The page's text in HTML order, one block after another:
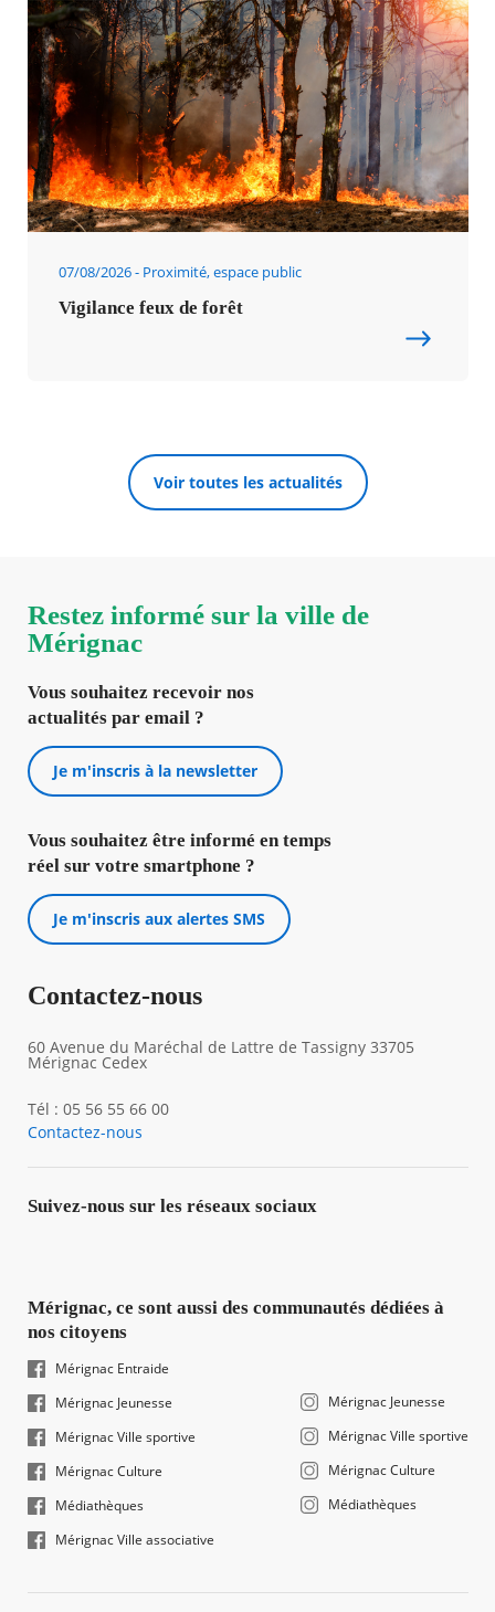
07/08/2026 Proximité, espace public
Vigilance feux de forêt
Voir toutes les actualités
Restez informé sur la ville de
Mérignac
Vous souhaitez recevoir nos
actualités par email ?
Je m'inscris à la newsletter
Vous souhaitez être informé en temps
réel sur votre smartphone ?
Je m'inscris aux alertes SMS
Contactez-nous
60 Avenue du Maréchal de Lattre de Tassigny 33705
Mérignac Cedex
Tél : 05 56 55 66 00
Contactez-nous
Suivez-nous sur les réseaux sociaux
Mérignac, ce sont aussi des communautés dédiées à
nos citoyens
Mérignac Entraide
Mérignac Jeunesse
Mérignac Ville sportive
Mérignac Culture
Médiathèques
Mérignac Ville associative
Mérignac Jeunesse
Mérignac Ville sportive
Mérignac Culture
Médiathèques